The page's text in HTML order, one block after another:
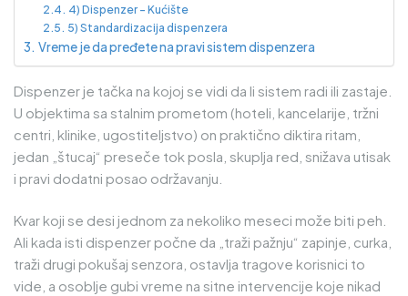
4) Dispenzer – Kućište
5) Standardizacija dispenzera
Vreme je da pređete na pravi sistem dispenzera
Dispenzer je tačka na kojoj se vidi da li sistem radi ili zastaje.
U objektima sa stalnim prometom (hoteli, kancelarije, tržni
centri, klinike, ugostiteljstvo) on praktično diktira ritam,
jedan „štucaj“ preseče tok posla, skuplja red, snižava utisak
i pravi dodatni posao održavanju.
Kvar koji se desi jednom za nekoliko meseci može biti peh.
Ali kada isti dispenzer počne da „traži pažnju“ zapinje, curka,
traži drugi pokušaj senzora, ostavlja tragove korisnici to
vide, a osoblje gubi vreme na sitne intervencije koje nikad